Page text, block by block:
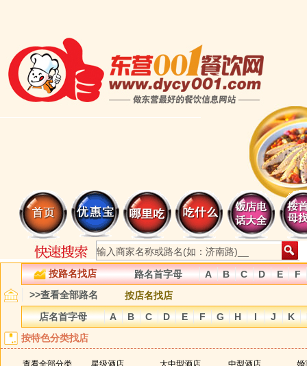
按路名找店 路名首字母 A B C D E
F
>>查看全部路名
北一路（青岛路） 北二路
按店名找店
店名首字母
A B C D E F G H I J K
按特色分类找店
查看全部分类 星级酒店 大中型酒店 中型酒店
婚